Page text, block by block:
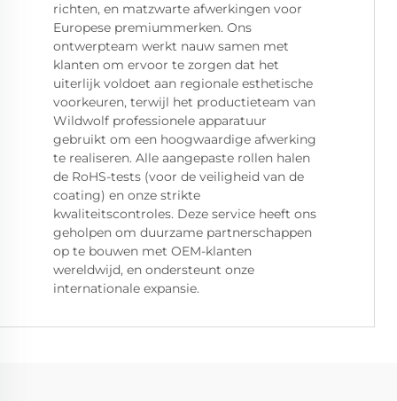
richten, en matzwarte afwerkingen voor
Europese premiummerken. Ons
ontwerpteam werkt nauw samen met
klanten om ervoor te zorgen dat het
uiterlijk voldoet aan regionale esthetische
voorkeuren, terwijl het productieteam van
Wildwolf professionele apparatuur
gebruikt om een hoogwaardige afwerking
te realiseren. Alle aangepaste rollen halen
de RoHS-tests (voor de veiligheid van de
coating) en onze strikte
kwaliteitscontroles. Deze service heeft ons
geholpen om duurzame partnerschappen
op te bouwen met OEM-klanten
wereldwijd, en ondersteunt onze
internationale expansie.